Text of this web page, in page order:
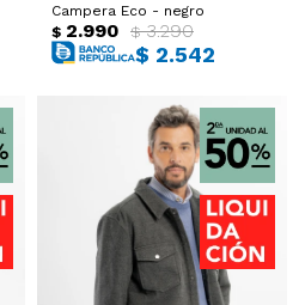
Campera Eco - negro
$ 2.990 $ 3.290
$ 2.542